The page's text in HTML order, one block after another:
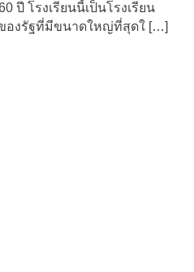
ปี โรงเรียนนี้เป็นโรงเรียน
องรัฐที่มีขนาดใหญ่ที่สุดใ […]